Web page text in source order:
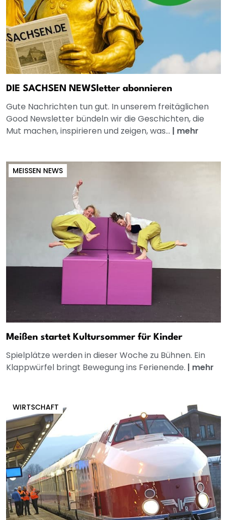
DIE SACHSEN NEWSletter abonnieren
Gute Nachrichten tun gut. In unserem freitäglichen
Good Newsletter bündeln wir die Geschichten, die
Mut machen, inspirieren und zeigen, was... | mehr
MEISSEN NEWS
Meißen startet Kultursommer für Kinder
Spielplätze werden in dieser Woche zu Bühnen. Ein
Klappwürfel bringt Bewegung ins Ferienende. | mehr
WIRTSCHAFT